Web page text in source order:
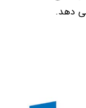
دهد.